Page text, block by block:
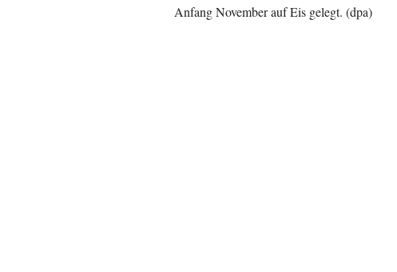
Anfang November auf Eis gelegt. (dpa)